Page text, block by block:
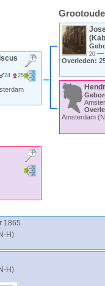
24 25
20—
Overleden:
Amsterdam
1865
H)
H)